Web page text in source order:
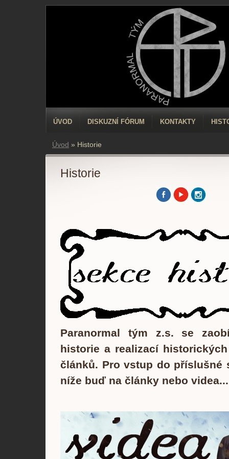
ÚVOD DISKUZNÍ FÓRUM KONTAKTY
Úvod » Historie
Historie
Paranormal tým z.s. se
historie a realizací
článků. Pro vstup do příslušné
níže buď na články nebo videa...